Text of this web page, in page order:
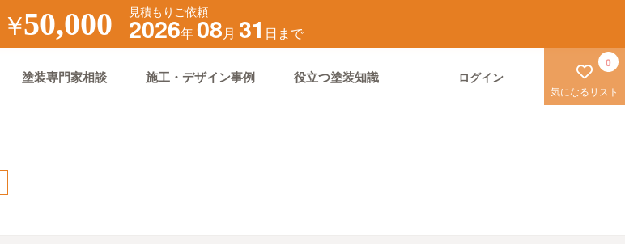
￥50,000 見積もりご依頼
2026年08月 31 日まで
塗装専門家相談 施工・デザイン事例 役立つ塗装知識 ログイン
気になるリスト
0